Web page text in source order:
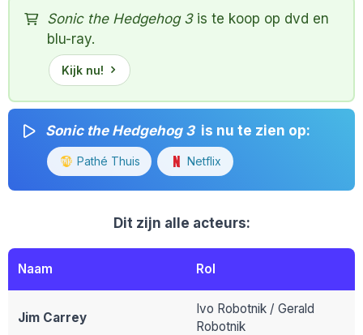
Sonic the Hedgehog 3is te koop op dvd en
blu-ray.
Kijk nu!
Sonic the Hedgehog 3 is nu te zien op:
Pathé Thuis Netflix
Dit zijn alle acteurs:
Naam Rol
Jim Carrey
Ivo Robotnik / Gerald
Robotnik